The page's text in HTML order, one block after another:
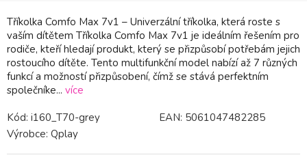
Tříkolka Comfo Max 7v1 – Univerzální tříkolka, která roste s
vaším dítětem Tříkolka Comfo Max 7v1 je ideálním řešením pro
rodiče, kteří hledají produkt, který se přizpůsobí potřebám jejich
rostoucího dítěte. Tento multifunkční model nabízí až 7 různých
funkcí a možností přizpůsobení, čímž se stává perfektním
společníke... více
Kód: i160_T70-grey EAN: 5061047482285
Výrobce: Qplay